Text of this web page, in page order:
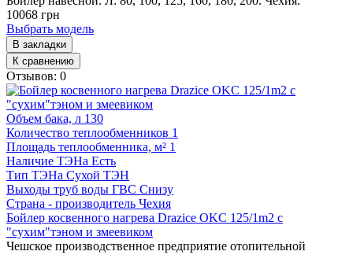
10068 грн
Выбрать модель
В закладки
К сравнению
Отзывов: 0
Объем бака, л 130
Количество теплообменников 1
Площадь теплообменника, м² 1
Наличие ТЭНа Есть
Тип ТЭНа Сухой ТЭН
Выходы труб воды ГВС Снизу
Страна - производитель Чехия
Бойлер косвенного нагрева Drazice OKC 125/1m2 с
"сухим"тэном и змеевиком
Чешское производственное предприятие отопительной